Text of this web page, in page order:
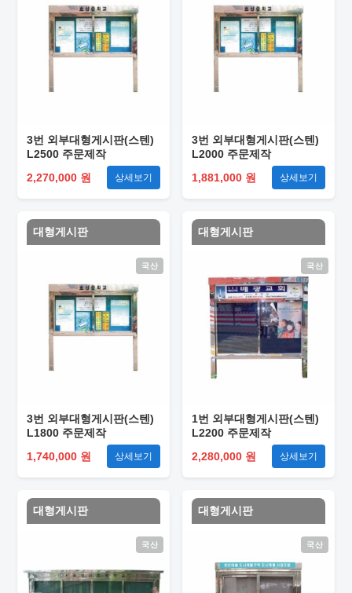
3번 외부대형게시판(스텐)
L2500 주문제작
2,270,000 원
상세보기
3번 외부대형게시판(스텐)
L2000 주문제작
1,881,000 원
상세보기
대형게시판
국산
3번 외부대형게시판(스텐)
L1800 주문제작
1,740,000 원
상세보기
대형게시판
국산
1번 외부대형게시판(스텐)
L2200 주문제작
2,280,000 원
상세보기
대형게시판
국산
대형게시판
국산